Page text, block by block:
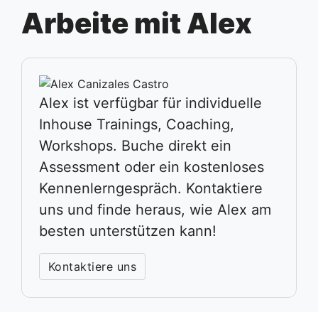
Arbeite mit Alex
Alex ist verfügbar für individuelle
Inhouse Trainings, Coaching,
Workshops. Buche direkt ein
Assessment oder ein kostenloses
Kennenlerngespräch. Kontaktiere
uns und finde heraus, wie Alex am
besten unterstützen kann!
Kontaktiere uns